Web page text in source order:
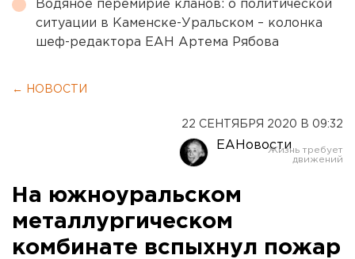
Водяное перемирие кланов: о политической
ситуации в Каменске-Уральском – колонка
шеф-редактора ЕАН Артема Рябова
← НОВОСТИ
22 СЕНТЯБРЯ 2020 В 09:32
ЕАНовости
На южноуральском
металлургическом
комбинате вспыхнул пожар